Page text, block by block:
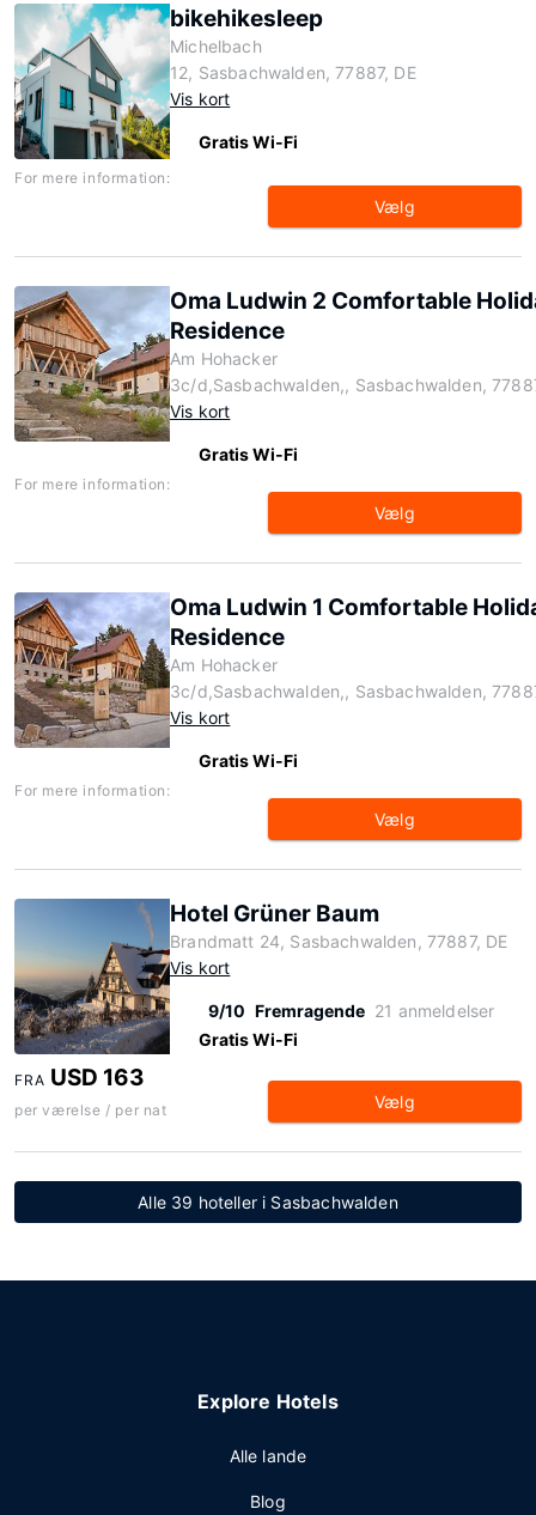
bikehikesleep
Michelbach
12, Sasbachwalden, 77887, DE
Vis kort
Gratis Wi-Fi
For mere information:
Vælg
Oma Ludwin 2 Comfortable
Residence
Am Hohacker
3c/d,Sasbachwalden,, Sasbachwalden,
Vis kort
Gratis Wi-Fi
For mere information:
Vælg
Oma Ludwin 1 Comfortable
Residence
Am Hohacker
3c/d,Sasbachwalden,, Sasbachwalden,
Vis kort
Gratis Wi-Fi
For mere information:
Vælg
Hotel Grüner Baum
Brandmatt 24, Sasbachwalden, 77887, DE
Vis kort
9/10 Fremragende 21 anmeldelser
Gratis Wi-Fi
FRA USD 163
per værelse / per nat Vælg
Alle 39 hoteller i Sasbachwalden
Explore Hotels
Alle lande
Blog